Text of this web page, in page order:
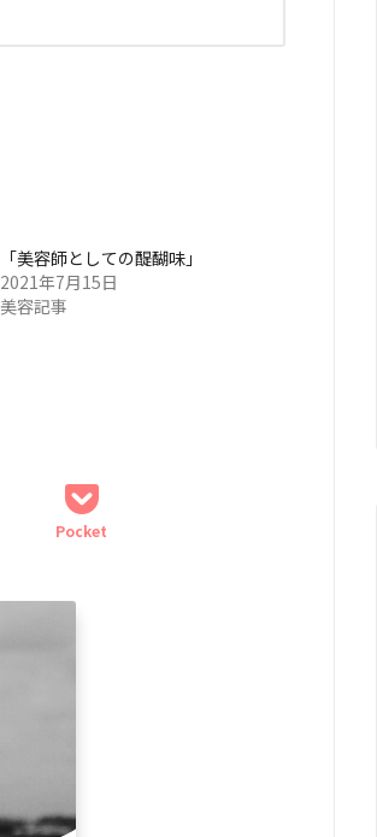
「美容師としての醍醐味」
2021年7月15日
美容記事
Pocket